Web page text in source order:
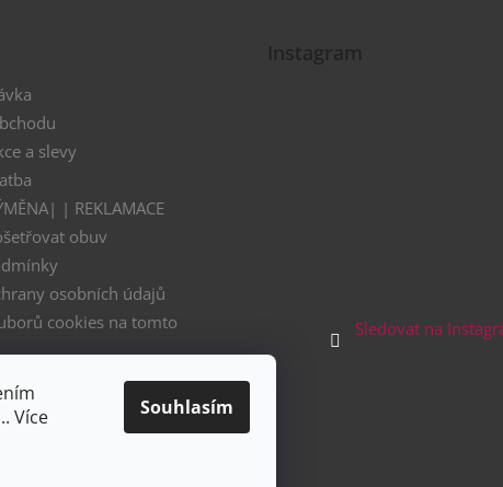
Více
Souhlasím
a slevy
| REKLAMACE
obuv
osobních údajů
cookies na tomto
festival 11.11.
Instagram
Sledovat na